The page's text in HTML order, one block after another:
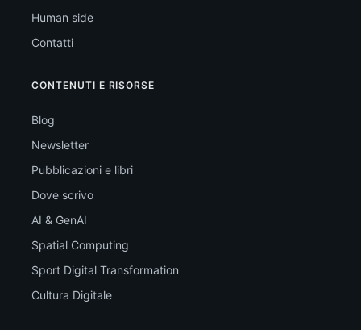
Human side
Contatti
CONTENUTI E RISORSE
Blog
Newsletter
Pubblicazioni e libri
Dove scrivo
AI & GenAI
Spatial Computing
Sport Digital Transformation
Cultura Digitale